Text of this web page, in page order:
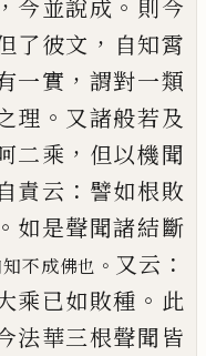
， 今並說成 。 則今
了彼文 ， 自知霄
一實 ， 謂對一類
理 。 又諸般若及
二乘 ， 但以機聞
責云 ： 譬如根敗
。 如是聲聞諸結斷
知不成佛也 。 又云 ：
乘已如敗種 。 此
法華三根聲聞皆